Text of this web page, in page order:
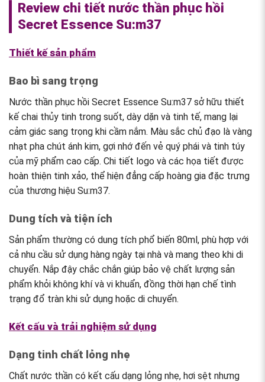
Review chi tiết nước thần phục hồi
Secret Essence Su:m37
Thiết kế sản phẩm
Bao bì sang trọng
Nước thần phục hồi Secret Essence Su:m37 sở hữu thiết
kế chai thủy tinh trong suốt, dày dặn và tinh tế, mang lại
cảm giác sang trọng khi cầm nắm. Màu sắc chủ đạo là vàng
nhạt pha chút ánh kim, gợi nhớ đến vẻ quý phái và tinh túy
của mỹ phẩm cao cấp. Chi tiết logo và các họa tiết được
hoàn thiện tinh xảo, thể hiện đẳng cấp hoàng gia đặc trưng
của thương hiệu Su:m37.
Dung tích và tiện ích
Sản phẩm thường có dung tích phổ biến 80ml, phù hợp với
cả nhu cầu sử dụng hàng ngày tại nhà và mang theo khi di
chuyển. Nắp đậy chắc chắn giúp bảo vệ chất lượng sản
phẩm khỏi không khí và vi khuẩn, đồng thời hạn chế tình
trạng đổ tràn khi sử dụng hoặc di chuyển.
Kết cấu và trải nghiệm sử dụng
Dạng tinh chất lỏng nhẹ
Chất nước thần có kết cấu dạng lỏng nhẹ, hơi sệt nhưng